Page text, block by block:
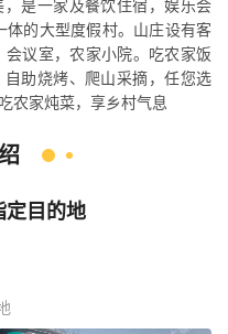
是一家及餐饮住宿，娱乐会
体的大型度假村。山庄设有客
议室，农家小院。吃农家饭
助烧烤、爬山采摘，任您选
农家炖菜，享乡村气息
定目的地